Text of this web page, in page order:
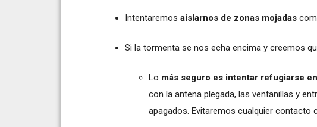
Intentaremos aislarnos de zonas mojadas
Si la tormenta se nos echa encima y creemos
Lo más seguro es intentar refugiarse
con la antena plegada, las ventanillas y
apagados. Evitaremos cualquier contacto